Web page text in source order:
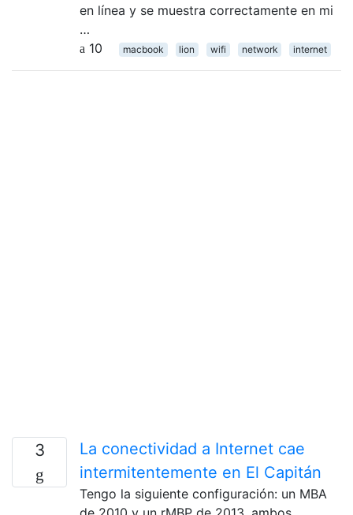
en línea y se muestra correctamente en mi
…
10
macbook lion wifi network internet
3
La conectividad a Internet cae
intermitentemente en El Capitán
Tengo la siguiente configuración: un MBA